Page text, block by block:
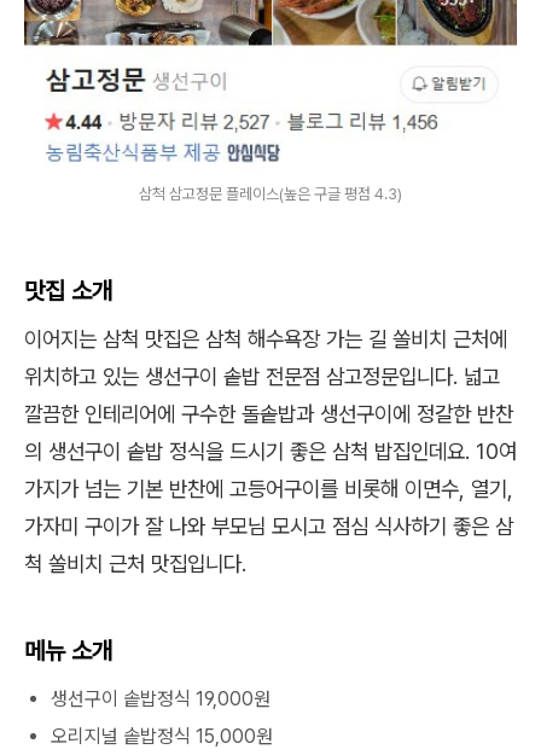
삼척 삼고정문 플레이스(높은 구글 평점 4.3)
맛집 소개
이어지는 삼척 맛집은 삼척 해수욕장 가는 길 쏠비치 근처에
위치하고 있는 생선구이 솥밥 전문점 삼고정문입니다. 넓고
깔끔한 인테리어에 구수한 돌솥밥과 생선구이에 정갈한 반찬
의 생선구이 솥밥 정식을 드시기 좋은 삼척 밥집인데요. 10여
가지가 넘는 기본 반찬에 고등어구이를 비롯해 이면수, 열기,
가자미 구이가 잘 나와 부모님 모시고 점심 식사하기 좋은 삼
척 쏠비치 근처 맛집입니다.
메뉴 소개
생선구이 솥밥정식 19,000원
오리지널 솥밥정식 15,000원